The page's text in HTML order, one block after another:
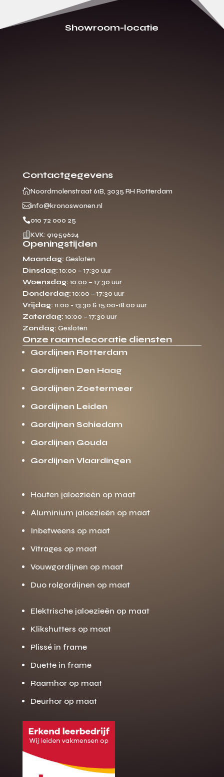
Showroom-locatie
Gratis offerte
op maat?
Contactgegevens
Noordmolenstraat 61B, 3035 RH Rotterdam
info@kronoswonen.nl
010 72 000 25
 KVK: 91959624
Openingstijden
Maandag: Gesloten
Dinsdag: 10:00 – 17:30 uur
Woensdag: 10:00 – 17:30 uur
Donderdag: 10:00 – 17:30 uur
Vrijdag: 11:00 - 13:30 & 15:00-18:00 uur
Zaterdag: 10:00 – 17:30 uur
Zondag: Gesloten
Onze raamdecoratie diensten
Gordijnen Rotterdam
Gordijnen Den Haag
Gordijnen Zoetermeer
Gordijnen Leiden
Gordijnen Schiedam
Gordijnen Gouda
Gordijnen Vlaardingen
Houten jaloezieën op maat
Aluminium jaloezieën op maat
Inbetweens op maat
Vitrages op maat
Vouwgordijnen op maat
Duo rolgordijnen op maat
Elektrische jaloezieën op maat
Klikshutters op maat
Plissé in frame
Duette in frame
Raamhor op maat
Deurhor op maat